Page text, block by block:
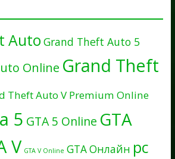
Auto Grand Theft Auto 5
Online Grand Theft
Theft Auto V Premium Online
5 GTA 5 Online GTA
V GTA V Online GTA Онлайн pc